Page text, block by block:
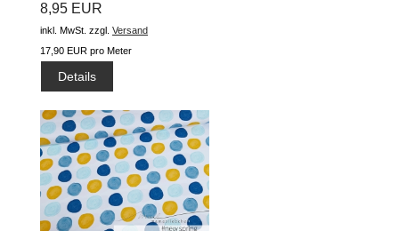
#summer...
8,95 EUR
inkl. MwSt. zzgl. Versand
17,90 EUR pro Meter
Details